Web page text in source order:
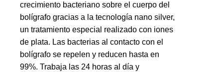
crecimiento bacteriano sobre el cuerpo del
bolígrafo gracias a la tecnología nano silver,
un tratamiento especial realizado con iones
de plata. Las bacterias al contacto con el
bolígrafo se repelen y reducen hasta en
99%. Trabaja las 24 horas al día y